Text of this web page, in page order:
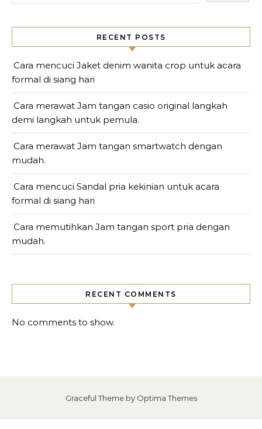
RECENT POSTS
Cara mencuci Jaket denim wanita crop untuk acara
formal di siang hari
Cara merawat Jam tangan casio original langkah
demi langkah untuk pemula.
Cara merawat Jam tangan smartwatch dengan
mudah.
Cara mencuci Sandal pria kekinian untuk acara
formal di siang hari
Cara memutihkan Jam tangan sport pria dengan
mudah.
RECENT COMMENTS
No comments to show.
Graceful Theme by Optima Themes